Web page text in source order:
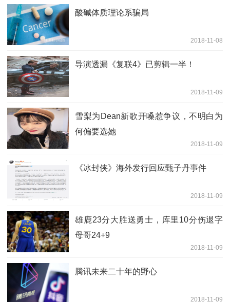
酸碱体质理论系骗局
2018-11-08
导演透漏《复联4》已剪辑一半！
2018-11-09
雪梨为Dean新歌开嗓惹争议，不明白为
何偏要选她
2018-11-09
《冰封侠》海外发行回应甄子丹事件
2018-11-09
雄鹿23分大胜送勇士，库里10分伤退字
母哥24+9
2018-11-09
腾讯未来二十年的野心
2018-11-09